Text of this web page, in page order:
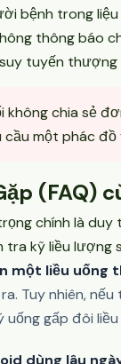
bệnh trong
thông báo
tuyến
không chia sẻ
một phác
(FAQ)
chính là duy
kỹ liều lượng
một liều uống
Tuy nhiên,
gấp đôi
dùng lâu